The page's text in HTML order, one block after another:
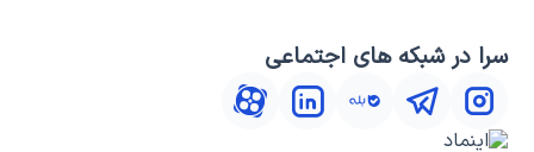
سرا در شبکه های اجتماعی